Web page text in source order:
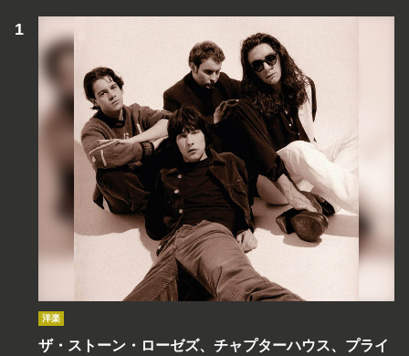
洋楽
ザ・ストーン・ローゼズ、チャプターハウス、プライ